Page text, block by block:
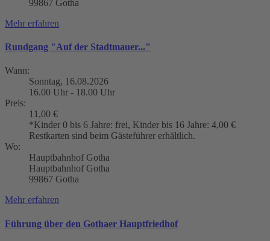
99867 Gotha
Mehr erfahren
Rundgang "Auf der Stadtmauer..."
Wann:
Sonntag, 16.08.2026
16.00 Uhr - 18.00 Uhr
Preis:
11,00 €
*Kinder 0 bis 6 Jahre: frei, Kinder bis 16 Jahre: 4,00 €
Restkarten sind beim Gästeführer erhältlich.
Wo:
Hauptbahnhof Gotha
Hauptbahnhof Gotha
99867 Gotha
Mehr erfahren
Führung über den Gothaer Hauptfriedhof